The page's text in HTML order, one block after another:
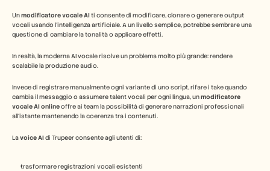
Un modificatore vocale AI ti consente di modificare, clonare o generare output
vocali usando l'intelligenza artificiale. A un livello semplice, potrebbe sembrare una
questione di cambiare la tonalità o applicare effetti.
In realtà, la moderna AI vocale risolve un problema molto più grande: rendere
scalabile la produzione audio.
Invece di registrare manualmente ogni variante di uno script, rifare i take quando
cambia il messaggio o assumere talent vocali per ogni lingua, un modificatore
vocale AI online offre ai team la possibilità di generare narrazioni professionali
all'istante mantenendo la coerenza tra i contenuti.
La voice AI di Trupeer consente agli utenti di:
trasformare registrazioni vocali esistenti